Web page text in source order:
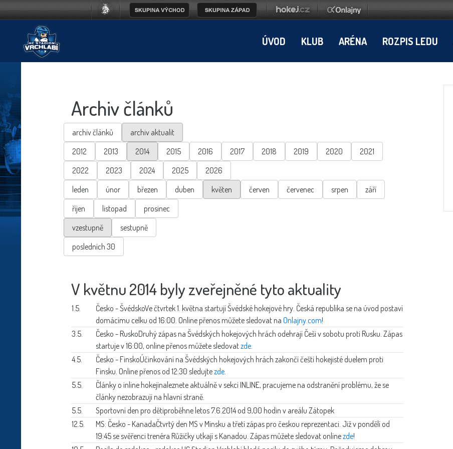
ÚVOD KLUB ARÉNA ROZPIS LEDU
Archiv článků
archiv článků
archiv aktualit
2012
2013 2014 2015 2016 2017 2018 2019 2020
2021
2022
2023 2024 2025
2026
leden
únor březen duben květen červen červenec srpen
září
říjen
listopad
prosinec
vzestupně
sestupně
posledních 30
V květnu 2014 byly zveřejněné tyto aktuality
1.5. Česko - ŠvédskoVe čtvrtek 1. května startují Švédské hokejové hry. Česká republika se na úvod postaví
domácímu celku od 16:00. Online přenos můžete sledovat na Onlajny.com!
3.5.
Česko - RuskoDruhý zápas na Švédských hokejových hrách odehrají Češi v sobotu proti Rusku. Zápas
startuje v 16:00, online přenos můžete sledovatzde
4.5.
Česko - FinskoÚčinkování na Švédských hokejových hrách zakončí čeští hokejisté duelem proti
Finsku. Online přenos od 12:30 sledujtezde
5.5.
Články o inline hokejinaleznete aktuálně v sekci INLINE, pracujeme na odstranění problému, že se
články nezobrazují na hlavní straně.
5.5.
Sportovní den pro dětiproběhne letos 7.6.2014 od 9,00 hodin v areálu Zátopek
12.5.
MS: Česko - KanadaČtvrtý den MS v Minsku a třetí zápas pro českou reprezentaci. Již v pondělí od
19:45 se svěřenci trenéra Růžičky utkají s Kanadou. Zápas můžete sledovat onlinezde!